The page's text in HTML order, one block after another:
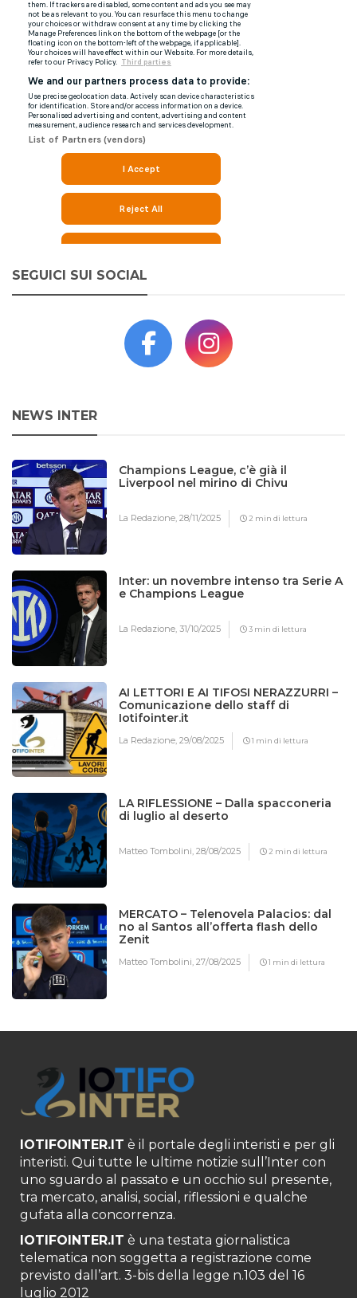
SEGUICI SUI SOCIAL
NEWS INTER
Champions League, c’è già il
Liverpool nel mirino di Chivu
La Redazione,28/11/2025 2 min di lettura
Inter: un novembre intenso tra Serie A
e Champions League
La Redazione,31/10/2025 3 min di lettura
AI LETTORI E AI TIFOSI NERAZZURRI –
Comunicazione dello staff di
Iotifointer.it
La Redazione,29/08/2025 1 min di lettura
LA RIFLESSIONE – Dalla spacconeria
di luglio al deserto
Matteo Tombolini,28/08/2025 2 min di lettura
MERCATO – Telenovela Palacios: dal
no al Santos all’offerta flash dello
Zenit
Matteo Tombolini,27/08/2025 1 min di lettura
IOTIFOINTER.IT è il portale degli interisti e per gli
interisti. Qui tutte le ultime notizie sull’Inter con
uno sguardo al passato e un occhio sul presente,
tra mercato, analisi, social, riflessioni e qualche
gufata alla concorrenza.
IOTIFOINTER.IT è una testata giornalistica
telematica non soggetta a registrazione come
previsto dall’art. 3-bis della legge n.103 del 16
luglio 2012